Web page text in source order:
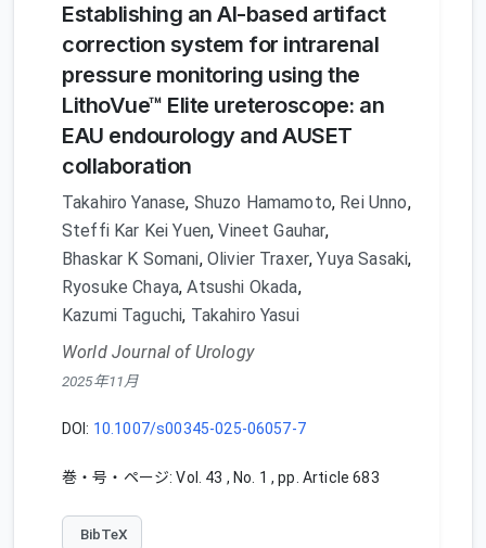
Establishing an AI-based artifact
correction system for intrarenal
pressure monitoring using the
LithoVue™ Elite ureteroscope: an
EAU endourology and AUSET
collaboration
Takahiro Yanase, Shuzo Hamamoto, Rei Unno,
Steffi Kar Kei Yuen,Vineet Gauhar,
Bhaskar K Somani, Olivier Traxer,Yuya Sasaki,
Ryosuke Chaya,Atsushi Okada,
Kazumi Taguchi, Takahiro Yasui
World Journal of Urology
2025年11月
DOI: 10.1007/s00345-025-06057-7
巻・号・ページ: Vol. 43 , No. 1 , pp. Article 683
BibTeX